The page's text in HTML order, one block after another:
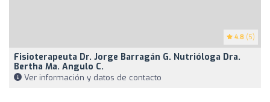
4.8 (5)
Fisioterapeuta Dr. Jorge Barragán G. Nutrióloga Dra.
Bertha Ma. Angulo C.
Ver información y datos de contacto